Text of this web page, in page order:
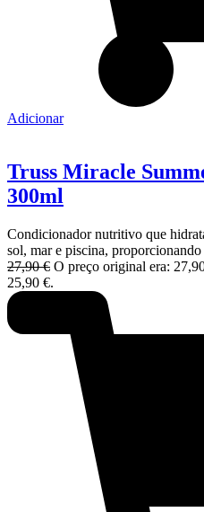
Adicionar
Truss Miracle
300ml
Condicionador nutritivo que
sol, mar e piscina,
27,90€ O preço original era:
25,90 €.